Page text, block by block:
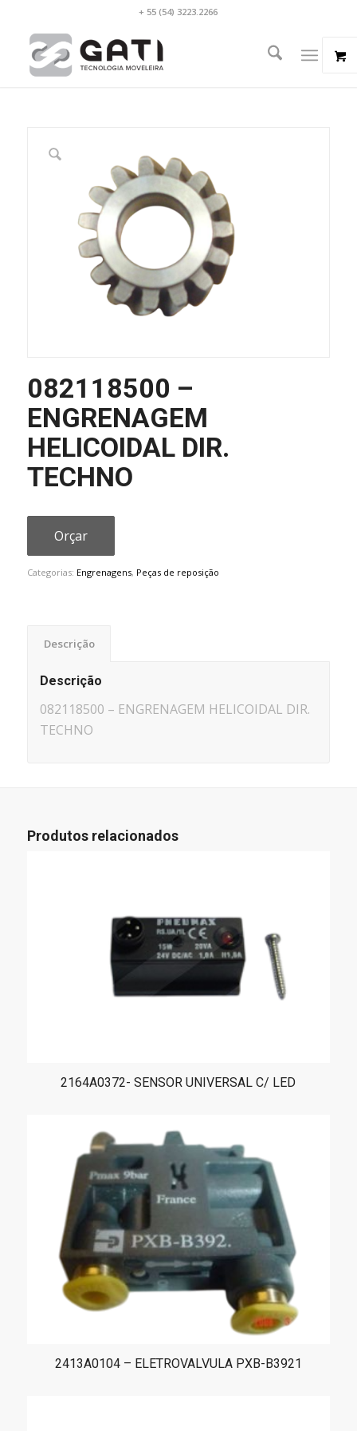
+ 55 (54) 3223.2266
082118500 –
ENGRENAGEM
HELICOIDAL DIR.
TECHNO
Orçar
Categorias: Engrenagens, Peças de reposição
Descrição
Descrição
082118500 – ENGRENAGEM HELICOIDAL DIR.
TECHNO
Produtos relacionados
2164A0372- SENSOR UNIVERSAL C/ LED
2413A0104 – ELETROVALVULA PXB-B3921